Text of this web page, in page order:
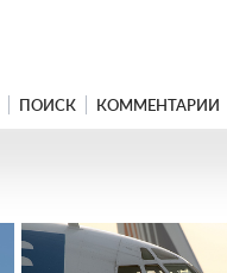
ПОИСК КОММЕНТАРИИ